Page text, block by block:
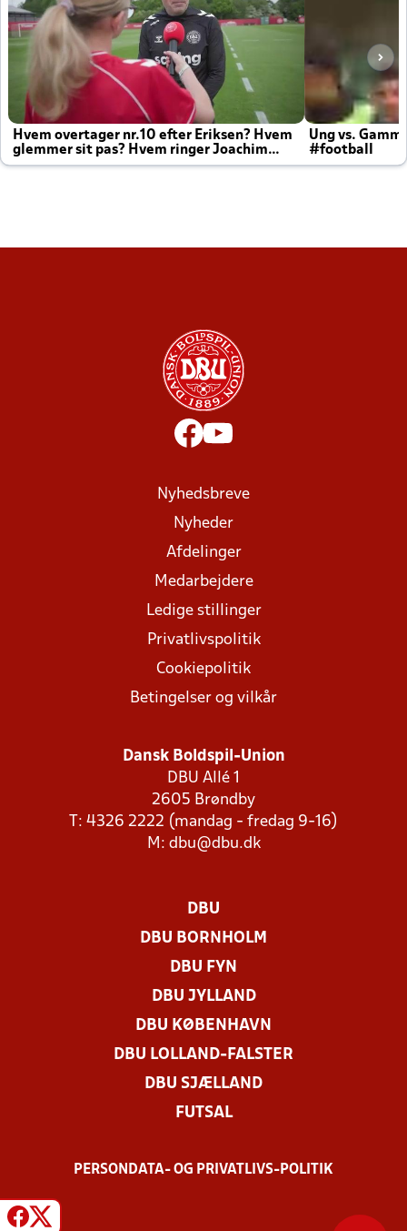
Hvem overtager nr.10 efter Eriksen? Hvem
glemmer sit pas? Hvem ringer Joachim
altid til efter kampe?
Ung vs.
#football
Nyhedsbreve
Nyheder
Afdelinger
Medarbejdere
Ledige stillinger
Privatlivspolitik
Cookiepolitik
Betingelser og vilkår
Dansk Boldspil-Union
DBU Allé 1
2605 Brøndby
T: 4326 2222 (mandag - fredag 9-16)
M: dbu@dbu.dk
DBU
DBU BORNHOLM
DBU FYN
DBU JYLLAND
DBU KØBENHAVN
DBU LOLLAND-FALSTER
DBU SJÆLLAND
FUTSAL
PERSONDATA- OG PRIVATLIVS-POLITIK